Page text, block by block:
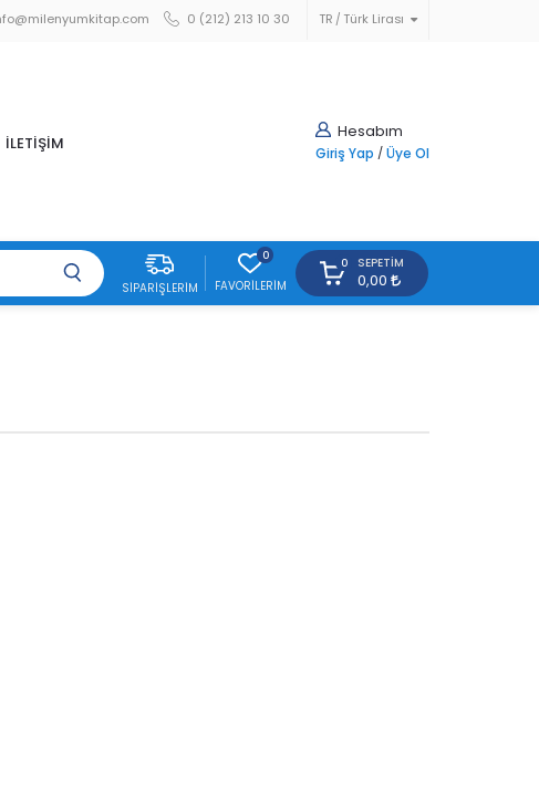
TR Türk Lirası
0 (212) 213 10 30
Hesabım
Giriş Yap / Üye Ol
İLETİŞİM
SIPARIŞLERIM
0
FAVORILERIM
0 SEPETIM
0,00